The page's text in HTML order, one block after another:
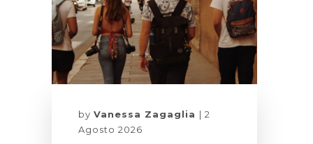
byVanessa Zagaglia
2
Agosto 2026